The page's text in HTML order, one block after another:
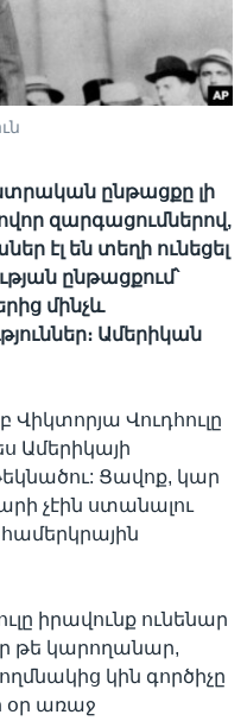
ընթացքը լի
զարգացումներով,
էլ են տեղի ունեցել
ընթացքում՝
մինչև
Ամերիկան
Վիկտորյա Վուդհուլը
Ամերիկայի
Ցավոք, կար
չէին ստանալու
իրավունք ունենար
թե կարողանար,
կին գործիչը
օր առաջ